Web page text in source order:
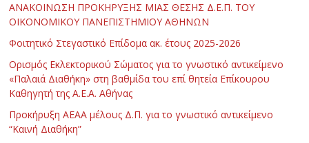
ΑΝΑΚΟΙΝΩΣΗ ΠΡΟΚΗΡΥΞΗΣ ΜΙΑΣ ΘΕΣΗΣ Δ.Ε.Π. ΤΟΥ
ΟΙΚΟΝΟΜΙΚΟΥ ΠΑΝΕΠΙΣΤΗΜΙΟΥ ΑΘΗΝΩΝ
Φοιτητικό Στεγαστικό Επίδομα ακ. έτους 2025-2026
Ορισμός Εκλεκτορικού Σώματος για το γνωστικό αντικείμενο
«Παλαιά Διαθήκη» στη βαθμίδα του επί θητεία Επίκουρου
Καθηγητή της Α.Ε.Α. Αθήνας
Προκήρυξη ΑΕΑΑ μέλους Δ.Π. για το γνωστικό αντικείμενο
“Καινή Διαθήκη”